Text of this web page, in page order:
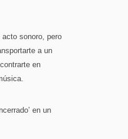
sonoro, pero
a un
en
en un